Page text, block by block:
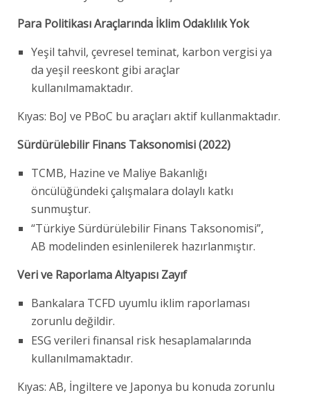
Para Politikası Araçlarında İklim Odaklılık Yok
Yeşil tahvil, çevresel teminat, karbon vergisi ya
da yeşil reeskont gibi araçlar
kullanılmamaktadır.
Kıyas: BoJ ve PBoC bu araçları aktif kullanmaktadır.
Sürdürülebilir Finans Taksonomisi (2022)
TCMB, Hazine ve Maliye Bakanlığı
öncülüğündeki çalışmalara dolaylı katkı
sunmuştur.
“Türkiye Sürdürülebilir Finans Taksonomisi”,
AB modelinden esinlenilerek hazırlanmıştır.
Veri ve Raporlama Altyapısı Zayıf
Bankalara TCFD uyumlu iklim raporlaması
zorunlu değildir.
ESG verileri finansal risk hesaplamalarında
kullanılmamaktadır.
Kıyas: AB, İngiltere ve Japonya bu konuda zorunlu